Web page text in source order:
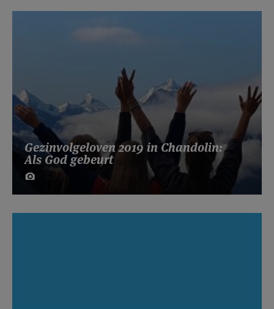
Gezinvolgeloven 2019 in Chandolin:
Als God gebeurt